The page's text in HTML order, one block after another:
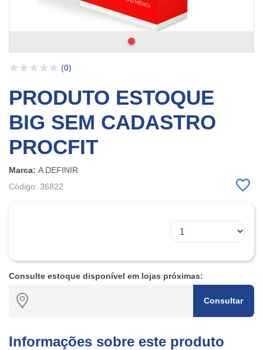
(0)
PRODUTO ESTOQUE
BIG SEM CADASTRO
PROCFIT
Marca: A DEFINIR
Código: 36822
Consulte estoque disponível em lojas próximas:
Consultar
Informações sobre este produto